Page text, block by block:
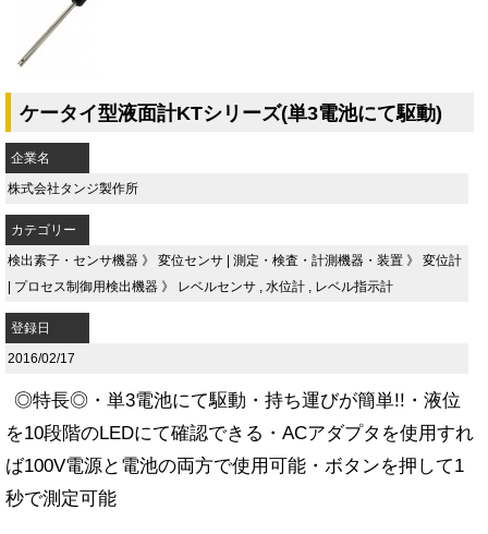
ケータイ型液面計KTシリーズ(単3電池にて駆動)
企業名
株式会社タンジ製作所
カテゴリー
検出素子・センサ機器 》 変位センサ | 測定・検査・計測機器・装置 》 変位計
| プロセス制御用検出機器 》 レベルセンサ 水位計 レベル指示計
登録日
2016/02/17
◎特長◎・単3電池にて駆動・持ち運びが簡単!!・液位
を10段階のLEDにて確認できる・ACアダプタを使用すれ
ば100V電源と電池の両方で使用可能・ボタンを押して1
秒で測定可能